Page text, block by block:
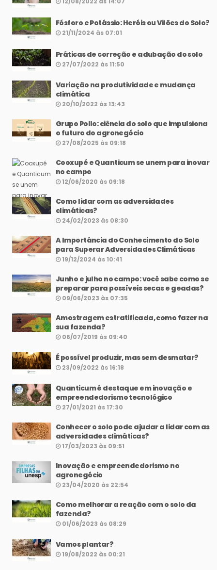
Fósforo e Potássio: Heróis ou Vilões do Solo?
21/11/2024 às 07:01
Práticas de correção e adubação do solo
27/07/2022 às 11:50
Variação na produtividade e mudança
climática
20/10/2022 às 13:43
Grupo Pollo: ciência do solo que impulsiona
o futuro do agronegócio
27/08/2025 às 09:18
Cooxupé e Quanticum se unem para inovar
no campo
12/06/2020 às 09:18
Como lidar com as adversidades
climáticas?
24/02/2023 às 08:30
A Importância do Conhecimento do Solo
para Superar Adversidades Climáticas
19/12/2024 às 10:41
Junho e julho no campo: você sabe como se
preparar para possíveis secas e geadas?
09/06/2023 às 07:35
Amostragem estratificada, como fazer na
sua fazenda?
06/07/2019 às 09:40
É possível produzir, mas sem desmatar?
23/09/2022 às 16:18
Quanticum é destaque em inovação e
empreendedorismo tecnológico
27/01/2021 às 17:30
Conhecer o solo pode ajudar a lidar com as
adversidades climáticas?
17/03/2023 às 09:51
Inovação e empreendedorismo no
agronegócio
23/04/2020 às 22:54
Como melhorar a reação com o solo da
fazenda?
01/06/2023 às 08:29
Vamos plantar?
19/08/2022 às 00:21